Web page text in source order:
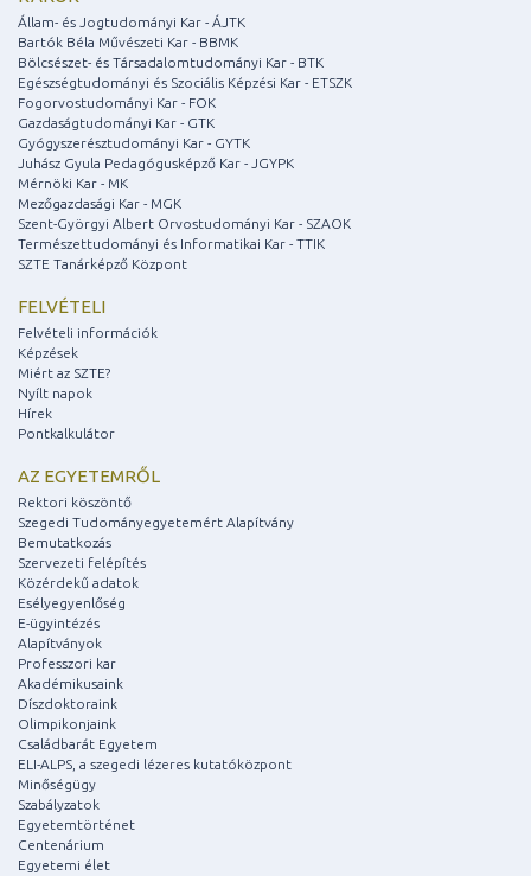
Állam- és Jogtudományi Kar - ÁJTK
Bartók Béla Művészeti Kar - BBMK
Bölcsészet- és Társadalomtudományi Kar - BTK
Egészségtudományi és Szociális Képzési Kar - ETSZK
Fogorvostudományi Kar - FOK
Gazdaságtudományi Kar - GTK
Gyógyszerésztudományi Kar - GYTK
Juhász Gyula Pedagógusképző Kar - JGYPK
Mérnöki Kar - MK
Mezőgazdasági Kar - MGK
Szent-Györgyi Albert Orvostudományi Kar - SZAOK
Természettudományi és Informatikai Kar - TTIK
SZTE Tanárképző Központ
FELVÉTELI
Felvételi információk
Képzések
Miért az SZTE?
Nyílt napok
Hírek
Pontkalkulátor
AZ EGYETEMRŐL
Rektori köszöntő
Szegedi Tudományegyetemért Alapítvány
Bemutatkozás
Szervezeti felépítés
Közérdekű adatok
Esélyegyenlőség
E-ügyintézés
Alapítványok
Professzori kar
Akadémikusaink
Díszdoktoraink
Olimpikonjaink
Családbarát Egyetem
ELI-ALPS, a szegedi lézeres kutatóközpont
Minőségügy
Szabályzatok
Egyetemtörténet
Centenárium
Egyetemi élet